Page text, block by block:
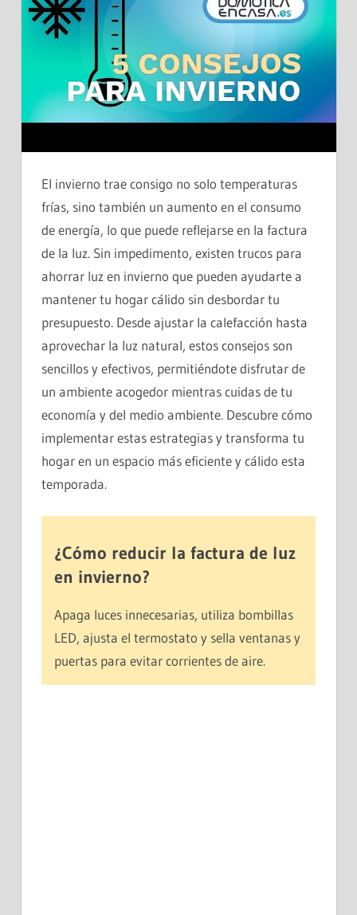
El invierno trae consigo no solo temperaturas
frías, sino también un aumento en el consumo
de energía, lo que puede reflejarse en la factura
de la luz. Sin impedimento, existen trucos para
ahorrar luz en invierno que pueden ayudarte a
mantener tu hogar cálido sin desbordar tu
presupuesto. Desde ajustar la calefacción hasta
aprovechar la luz natural, estos consejos son
sencillos y efectivos, permitiéndote disfrutar de
un ambiente acogedor mientras cuidas de tu
economía y del medio ambiente. Descubre cómo
implementar estas estrategias y transforma tu
hogar en un espacio más eficiente y cálido esta
temporada.
¿Cómo reducir la factura de luz
en invierno?
Apaga luces innecesarias, utiliza bombillas
LED, ajusta el termostato y sella ventanas y
puertas para evitar corrientes de aire.